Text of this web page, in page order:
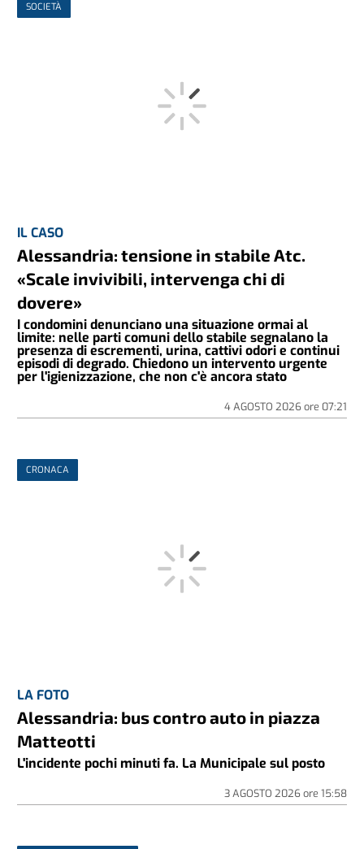
SOCIETÀ
IL CASO
Alessandria: tensione in stabile Atc.
«Scale invivibili, intervenga chi di
dovere»
I condomini denunciano una situazione ormai al
limite: nelle parti comuni dello stabile segnalano la
presenza di escrementi, urina, cattivi odori e continui
episodi di degrado. Chiedono un intervento urgente
per l'igienizzazione, che non c'è ancora stato
4 AGOSTO 2026ore 07:21
CRONACA
LA FOTO
Alessandria: bus contro auto in piazza
Matteotti
L'incidente pochi minuti fa. La Municipale sul posto
3 AGOSTO 2026ore 15:58